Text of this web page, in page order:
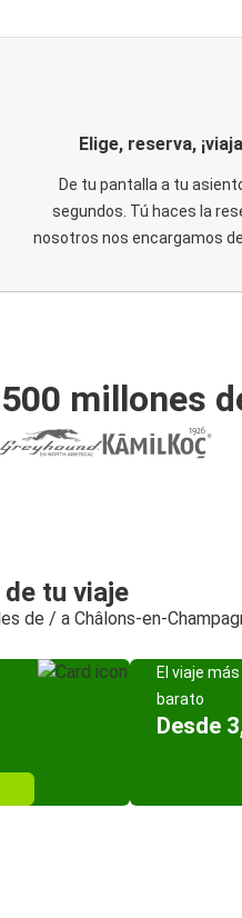
Elige, reserva,
De tu pantalla a tu
segundos. Tú haces la
nosotros nos encargamos
millones
de tu viaje
de / a Châlons-en-
El viaje más
barato
Desde